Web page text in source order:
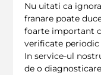
Nu uitati ca
franare poate
foarte important
verificate
In service-ul
de o